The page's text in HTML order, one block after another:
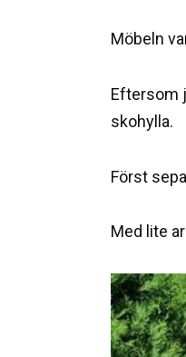
Möbeln
Eftersom
skohylla.
Först
Med lite